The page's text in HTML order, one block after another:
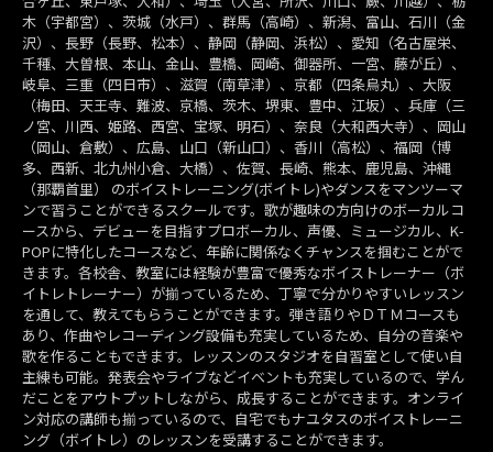
木（宇都宮）、茨城（水戸）、群馬（高崎）、新潟、富山、石川（金
沢）、長野（長野、松本）、静岡（静岡、浜松）、愛知（名古屋栄、
千種、大曽根、本山、金山、豊橋、岡崎、御器所、一宮、藤が丘）、
岐阜、三重（四日市）、滋賀（南草津）、京都（四条烏丸）、大阪
（梅田、天王寺、難波、京橋、茨木、堺東、豊中、江坂）、兵庫（三
ノ宮、川西、姫路、西宮、宝塚、明石）、奈良（大和西大寺）、岡山
（岡山、倉敷）、広島、山口（新山口）、香川（高松）、福岡（博
多、西新、北九州小倉、大橋）、佐賀、長崎、熊本、鹿児島、沖縄
（那覇首里） のボイストレーニング(ボイトレ)やダンスをマンツーマ
ンで習うことができるスクールです。歌が趣味の方向けのボーカルコ
ースから、デビューを目指すプロボーカル、声優、ミュージカル、K-
POPに特化したコースなど、年齢に関係なくチャンスを掴むことがで
きます。各校舎、教室には経験が豊富で優秀なボイストレーナー（ボ
イトレトレーナー）が揃っているため、丁寧で分かりやすいレッスン
を通して、教えてもらうことができます。弾き語りやＤＴＭコースも
あり、作曲やレコーディング設備も充実しているため、自分の音楽や
歌を作ることもできます。レッスンのスタジオを自習室として使い自
主練も可能。発表会やライブなどイベントも充実しているので、学ん
だことをアウトプットしながら、成長することができます。オンライ
ン対応の講師も揃っているので、自宅でもナユタスのボイストレーニ
ング（ボイトレ）のレッスンを受講することができます。